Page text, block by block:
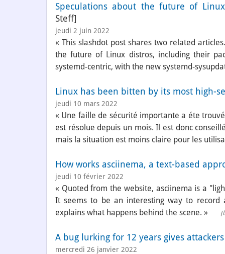
Speculations about the future of
Steff]
jeudi 2 juin 2022
« This slashdot post shares two related
the future of Linux distros, including their
systemd-centric, with the new systemd-
Linux has been bitten by its most high-
jeudi 10 mars 2022
« Une faille de sécurité importante a éte
est résolue depuis un mois. Il est donc
mais la situation est moins claire pour les
How works asciinema, a text-based
jeudi 10 février 2022
« Quoted from the website, asciinema is a
It seems to be an interesting way to record
explains what happens behind the scene. »
[
A bug lurking for 12 years gives
mercredi 26 janvier 2022